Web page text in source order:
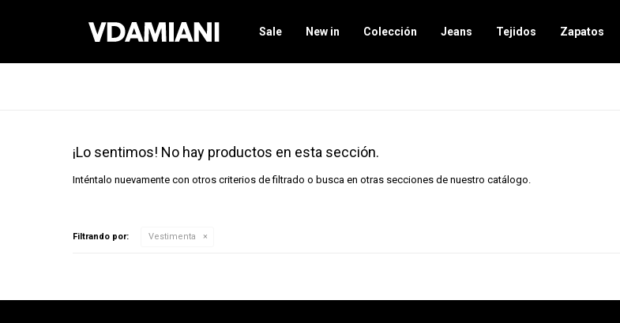
Sale New in Colección Jeans Tejidos Zapatos
¡Lo sentimos! No hay productos en esta sección.
Inténtalo nuevamente con otros criterios de filtrado o busca en otras secciones de nuestro catálogo.
Filtrando por: Vestimenta